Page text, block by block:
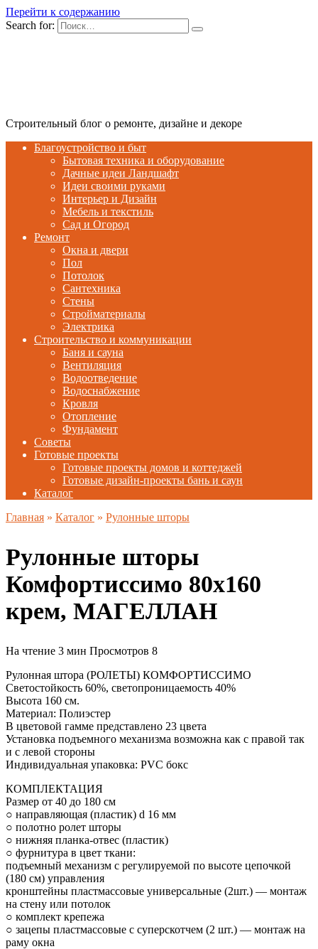
Перейти к содержанию
Search for:
Строительный блог о ремонте, дизайне и декоре
Благоустройство и быт
Бытовая техника и оборудование
Дачные идеи Ландшафт
Идеи своими руками
Интерьер и Дизайн
Мебель и текстиль
Сад и Огород
Ремонт
Окна и двери
Пол
Потолок
Сантехника
Стены
Стройматериалы
Электрика
Строительство и коммуникации
Баня и сауна
Вентиляция
Водоотведение
Водоснабжение
Кровля
Отопление
Фундамент
Советы
Готовые проекты
Готовые проекты домов и коттеджей
Готовые дизайн-проекты бань и саун
Каталог
Главная » Каталог » Рулонные шторы
Рулонные шторы
Комфортиссимо 80х160
крем, МАГЕЛЛАН
На чтение 3 мин Просмотров 8
Рулонная штора (РОЛЕТЫ) КОМФОРТИССИМО
Светостойкость 60%, светопроницаемость 40%
Высота 160 см.
Материал: Полиэстер
В цветовой гамме представлено 23 цвета
Установка подъемного механизма возможна как с правой так
и с левой стороны
Индивидуальная упаковка: PVC бокс
КОМПЛЕКТАЦИЯ
Размер от 40 до 180 см
○ направляющая (пластик) d 16 мм
○ полотно ролет шторы
○ нижняя планка-отвес (пластик)
○ фурнитура в цвет ткани:
подъемный механизм с регулируемой по высоте цепочкой
(180 см) управления
кронштейны пластмассовые универсальные (2шт.) — монтаж
на стену или потолок
○ комплект крепежа
○ зацепы пластмассовые с суперскотчем (2 шт.) — монтаж на
раму окна